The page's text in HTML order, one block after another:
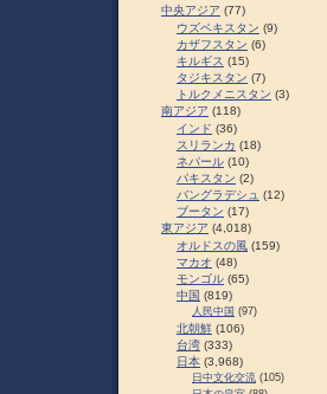
中央アジア (77)
ウズベキスタン (9)
カザフスタン (6)
キルギス (15)
タジキスタン (7)
トルクメニスタン (3)
南アジア (118)
インド (36)
スリランカ (18)
ネパール (10)
パキスタン (2)
バングラデシュ (12)
ブータン (17)
東アジア (4,018)
オルドスの風 (159)
マカオ (48)
モンゴル (65)
中国 (819)
人民中国 (97)
北朝鮮 (106)
台湾 (333)
日本 (3,968)
日中文化交流 (105)